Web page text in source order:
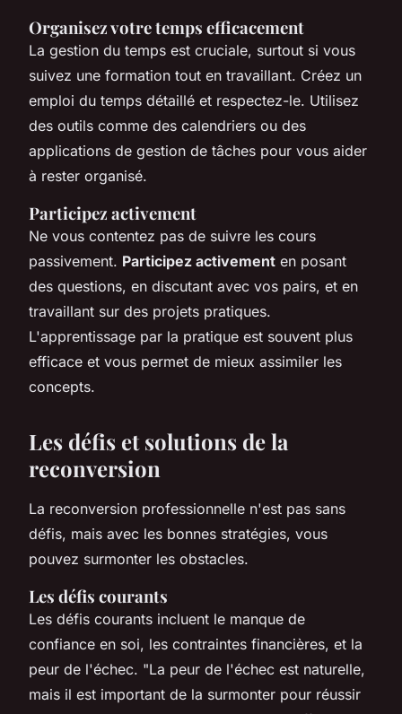
Organisez votre temps efficacement
La gestion du temps est cruciale, surtout si vous
suivez une formation tout en travaillant. Créez un
emploi du temps détaillé et respectez-le. Utilisez
des outils comme des calendriers ou des
applications de gestion de tâches pour vous aider
à rester organisé.
Participez activement
Ne vous contentez pas de suivre les cours
passivement. Participez activement en posant
des questions, en discutant avec vos pairs, et en
travaillant sur des projets pratiques.
L'apprentissage par la pratique est souvent plus
efficace et vous permet de mieux assimiler les
concepts.
Les défis et solutions de la
reconversion
La reconversion professionnelle n'est pas sans
défis, mais avec les bonnes stratégies, vous
pouvez surmonter les obstacles.
Les défis courants
Les défis courants incluent le manque de
confiance en soi, les contraintes financières, et la
peur de l'échec. "La peur de l'échec est naturelle,
mais il est important de la surmonter pour réussir